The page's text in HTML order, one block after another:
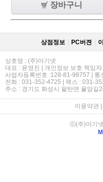
장바구니
상점정보 PC버젼
상호명 : (주)아기넷
대표 : 윤영진 | 개인정보 보호 책임자
사업자등록번호 :128-81-98757 |
전화 : 031-352-4725 | 팩스 : 031-
주소 : 경기도 화성시 팔탄면 율암길
이용약관|
ⓒ(주)아기